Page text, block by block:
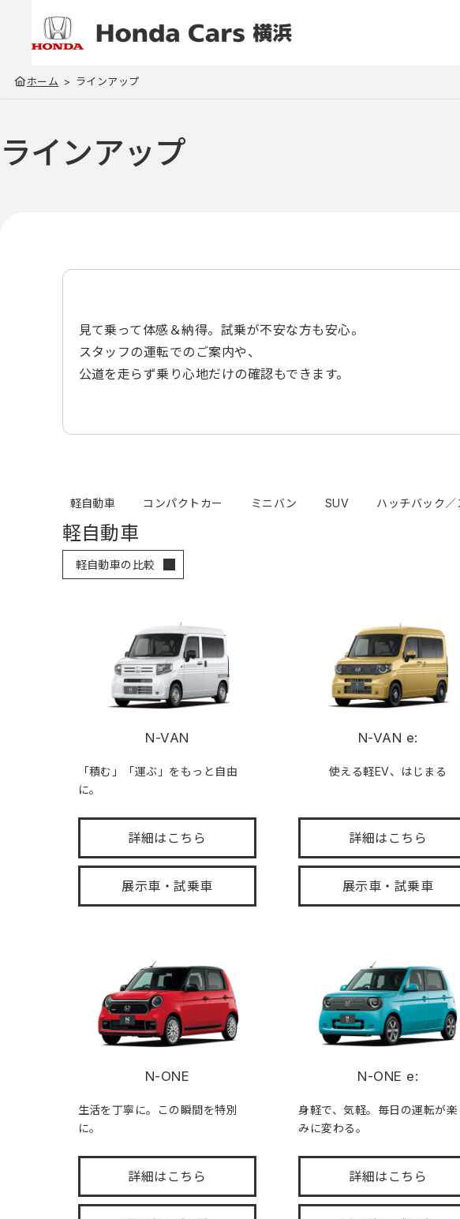
ホーム ラインアップ
ラインアップ
見て乗って体感＆納得。試乗が不安な方も安心。
スタッフの運転でのご案内や、
公道を走らず乗り心地だけの確認もできます。
軽自動車 コンパクトカー ミニバン SUV ハッチバック
軽自動車
軽自動車の比較
N-VAN
「積む」「運ぶ」をもっと自由
に。
詳細はこちら
展示車・試乗車
N-VAN e:
使える軽EV、はじまる
詳細はこちら
展示車・試乗車
N-ONE
生活を丁寧に。この瞬間を特別
に。
詳細はこちら
N-ONE e:
身軽で、気軽。毎日の運転が楽
みに変わる。
詳細はこちら